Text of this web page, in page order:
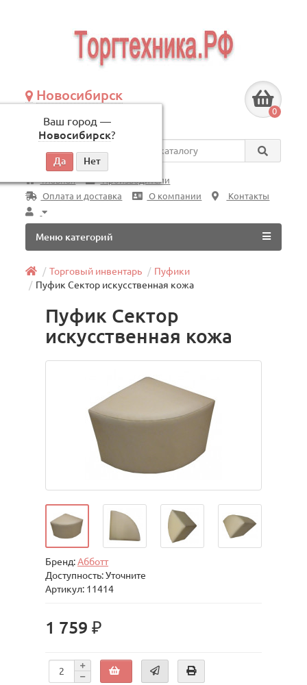
Новосибирск
Ваш город —
Новосибирск?
по будням, с 09:00 до 18:00
0
Везде
Главная
Производители
Оплата и доставка
О компании Контакты
Меню категорий
Торговый инвентарь
Пуфики
Пуфик Сектор искусственная кожа
Пуфик Сектор
искусственная кожа
Бренд:Абботт
Доступность: Уточните
Артикул: 11414
1 759 ₽